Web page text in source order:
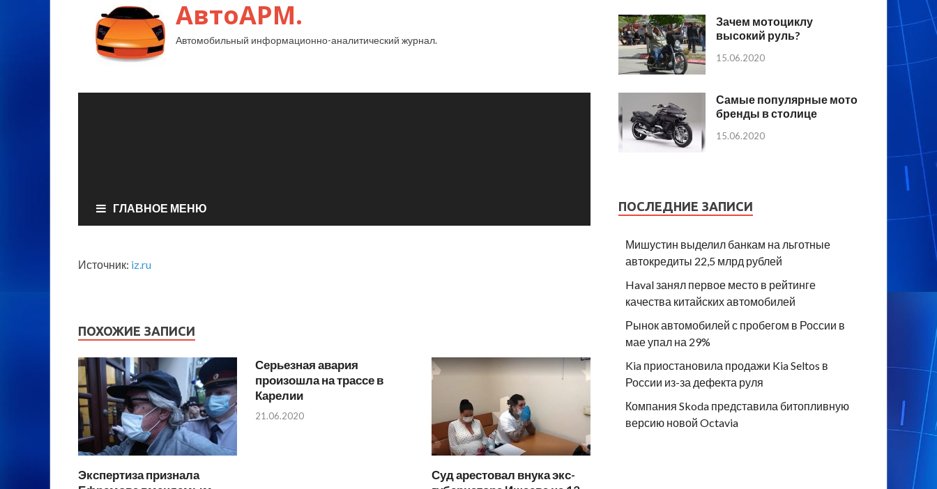
Источник: iz.ru
ПОХОЖИЕ ЗАПИСИ
Экспертиза признала
Серьезная авария
произошла на трассе в
Карелии
21.06.2020
Суд арестовал внука экс-
Зачем мотоциклу
высокий руль?
15.06.2020
Самые популярные мото
бренды в столице
15.06.2020
ПОСЛЕДНИЕ ЗАПИСИ
Мишустин выделил банкам на льготные
автокредиты 22,5 млрд рублей
Haval занял первое место в рейтинге
качества китайских автомобилей
Рынок автомобилей с пробегом в России в
мае упал на 29%
Kia приостановила продажи Kia Seltos в
России из-за дефекта руля
Компания Skoda представила битопливную
версию новой Octavia